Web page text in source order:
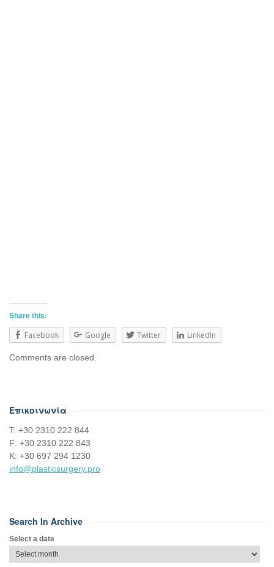
Share this:
Facebook Google Twitter LinkedIn
Comments are closed.
Επικοινωνία
Τ: +30 2310 222 844
F: +30 2310 222 843
Κ: +30 697 294 1230
info@plasticsurgery.pro
Search In Archive
Select a date